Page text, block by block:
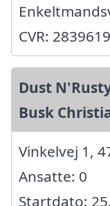
CVR:
Dust
Busk
Vinkelvej 1,
Ansatte: 0
Startdato: